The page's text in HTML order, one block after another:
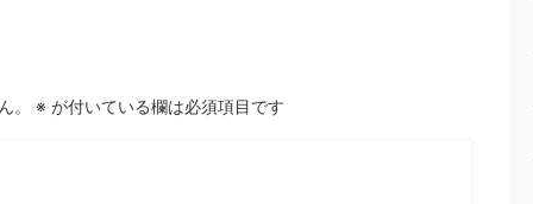
。 ※ が付いている欄は必須項目です